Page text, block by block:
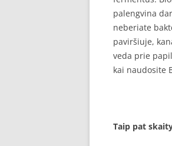
palengvina
neberiate
paviršiuje,
veda prie
kai naudosite
Taip pat